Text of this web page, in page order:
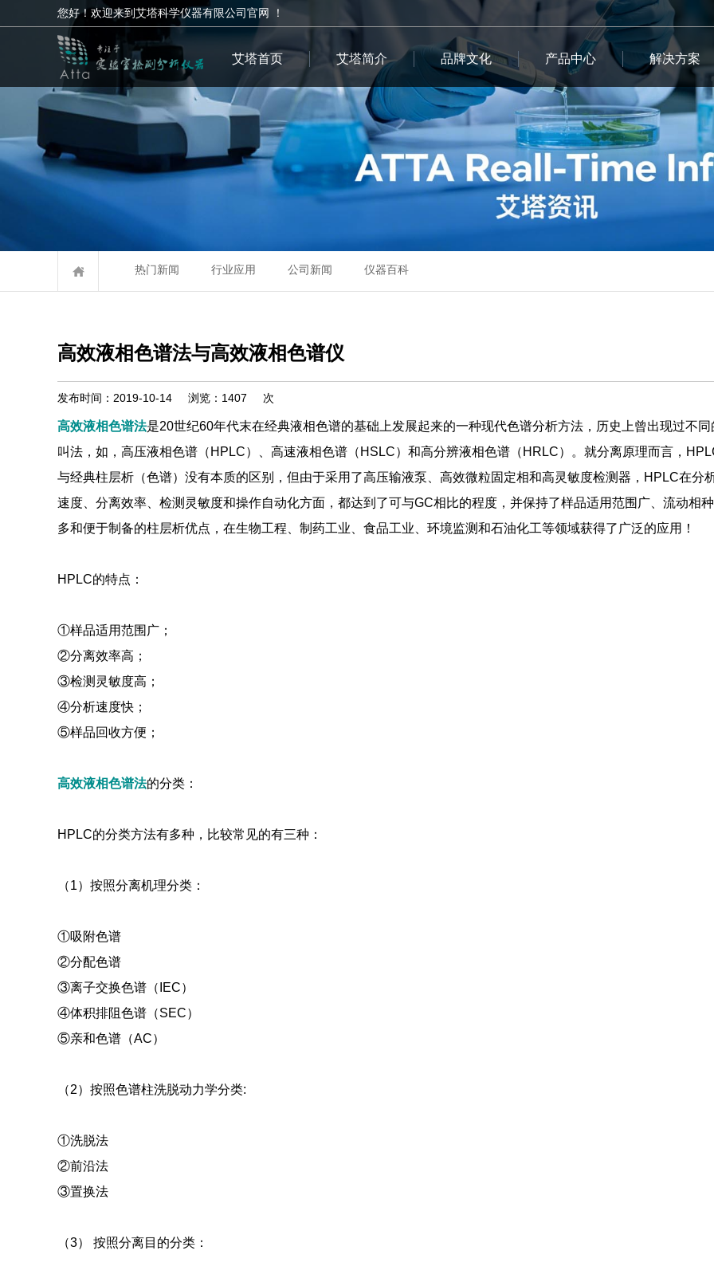
您好！欢迎来到艾塔科学仪器有限公司官网 ！
艾塔首页 艾塔简介 品牌文化 产品中心 解决方案
热门新闻 行业应用 公司新闻 仪器百科
高效液相色谱法与高效液相色谱仪
发布时间：2019-10-14 浏览： 1407 次
高效液相色谱法是20世纪60年代末在经典液相色谱的基础上发展起来的一种现代色谱分析方法，历史上曾出现过不同
叫法，如，高压液相色谱（HPLC）、高速液相色谱（HSLC）和高分辨液相色谱（HRLC）。就分离原理而言，
与经典柱层析（色谱）没有本质的区别，但由于采用了高压输液泵、高效微粒固定相和高灵敏度检测器，HPLC在分
速度、分离效率、检测灵敏度和操作自动化方面，都达到了可与GC相比的程度，并保持了样品适用范围广、流动相
多和便于制备的柱层析优点，在生物工程、制药工业、食品工业、环境监测和石油化工等领域获得了广泛的应用！
HPLC的特点：
①样品适用范围广；
②分离效率高；
③检测灵敏度高；
④分析速度快；
⑤样品回收方便；
高效液相色谱法的分类：
HPLC的分类方法有多种，比较常见的有三种：
（1）按照分离机理分类：
①吸附色谱
②分配色谱
③离子交换色谱（IEC）
④体积排阻色谱（SEC）
⑤亲和色谱（AC）
（2）按照色谱柱洗脱动力学分类:
①洗脱法
②前沿法
③置换法
（3） 按照分离目的分类：